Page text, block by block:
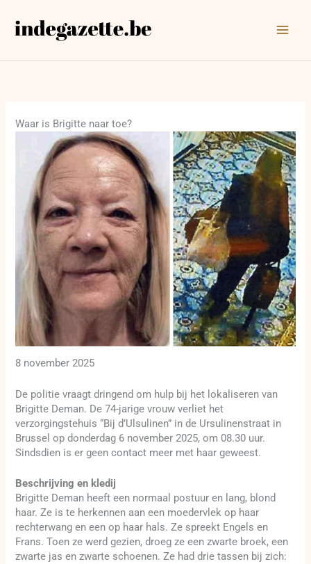
naar
Waar is Brigitte naar toe?
8 november 2025
De politie vraagt dringend om hulp bij het lokaliseren van
Brigitte Deman. De 74-jarige vrouw verliet het
verzorgingstehuis “Bij d’Ulsulinen” in de Ursulinenstraat in
Brussel op donderdag 6 november 2025, om 08.30 uur.
Sindsdien is er geen contact meer met haar geweest.
Beschrijving en kledij
Brigitte Deman heeft een normaal postuur en lang, blond
haar. Ze is te herkennen aan een moedervlek op haar
rechterwang en een op haar hals. Ze spreekt Engels en
Frans. Toen ze werd gezien, droeg ze een zwarte broek, een
zwarte jas en zwarte schoenen. Ze had drie tassen bij zich: